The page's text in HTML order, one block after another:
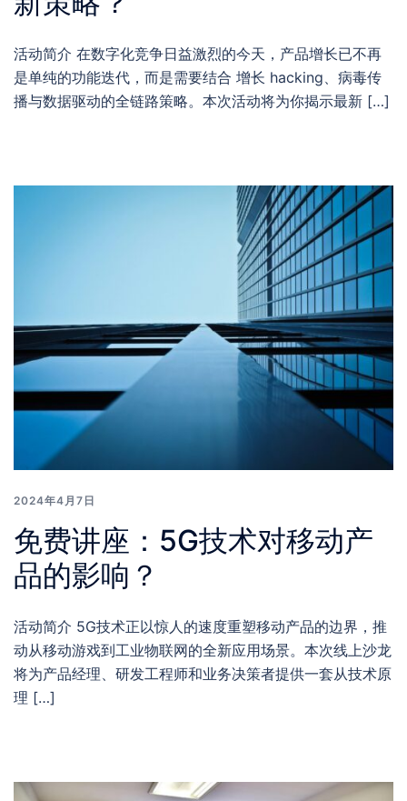
活动简介 在数字化竞争日益激烈的今天，产品增长已不再
是单纯的功能迭代，而是需要结合 增长 hacking、病毒传
播与数据驱动的全链路策略。本次活动将为你揭示最新 […]
2024年4月7日
免费讲座：5G技术对移动产
品的影响？
活动简介 5G技术正以惊人的速度重塑移动产品的边界，推
动从移动游戏到工业物联网的全新应用场景。本次线上沙龙
将为产品经理、研发工程师和业务决策者提供一套从技术原
理 […]